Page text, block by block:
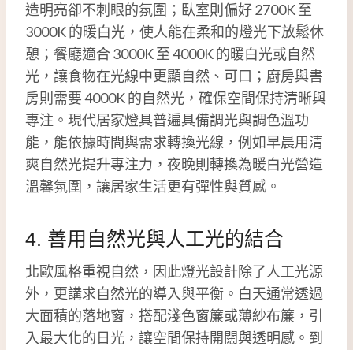
造明亮卻不刺眼的氛圍；臥室則偏好 2700K 至
3000K 的暖白光，使人能在柔和的燈光下放鬆休
憩；餐廳適合 3000K 至 4000K 的暖白光或自然
光，讓食物在光線中更顯自然、可口；廚房與書
房則需要 4000K 的自然光，確保空間保持清晰與
專注。現代居家燈具普遍具備調光與調色溫功
能，能依據時間與需求轉換光線，例如早晨用清
爽自然光提升專注力，夜晚則轉換為暖白光營造
溫馨氛圍，讓居家生活更有彈性與質感。
4. 善用自然光與人工光的結合
北歐風格重視自然，因此燈光設計除了人工光源
外，更講求自然光的導入與平衡。白天通常透過
大面積的落地窗，搭配淺色窗簾或薄紗布簾，引
入最大化的日光，讓空間保持開闊與透明感。到